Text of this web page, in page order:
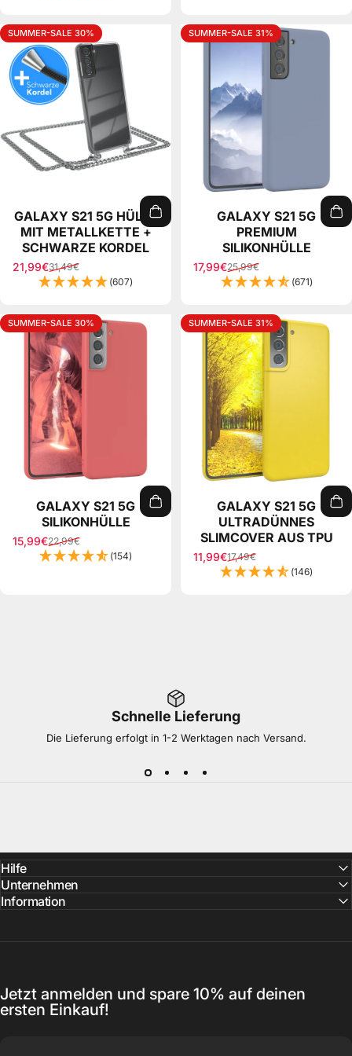
SUMMER-SALE 30%
GALAXY S21 5G HÜLLE
MIT METALLKETTE +
SCHWARZE KORDEL
Sale price
21,99€
Regular price
31,49€
(607)
SUMMER-SALE 31%
GALAXY S21 5G
PREMIUM
SILIKONHÜLLE
Sale price
17,99€
Regular price
25,99€
(671)
SUMMER-SALE 30%
GALAXY S21 5G
SILIKONHÜLLE
Sale price
15,99€
Regular price
22,99€
(154)
SUMMER-SALE 31%
GALAXY S21 5G
ULTRADÜNNES
SLIMCOVER AUS TPU
Sale price
11,99€
Regular price
17,49€
(146)
Schnelle Lieferung
Die Lieferung erfolgt in 1-2 Werktagen nach Versand.
Hilfe
Unternehmen
Information
Jetzt anmelden und spare 10% auf deinen
ersten Einkauf!